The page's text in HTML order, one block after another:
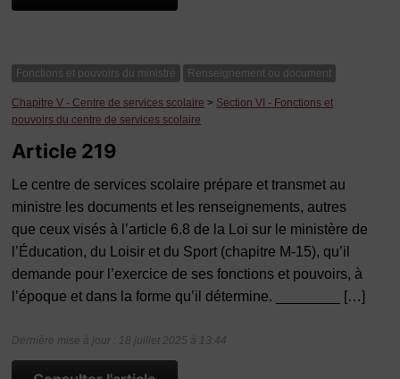
Fonctions et pouvoirs du ministre Renseignement ou document
Chapitre V - Centre de services scolaire > Section VI - Fonctions et
pouvoirs du centre de services scolaire
Article 219
Le centre de services scolaire prépare et transmet au
ministre les documents et les renseignements, autres
que ceux visés à l’article 6.8 de la Loi sur le ministère de
l’Éducation, du Loisir et du Sport (chapitre M-15), qu’il
demande pour l’exercice de ses fonctions et pouvoirs, à
l’époque et dans la forme qu’il détermine. ________ […]
Dernière mise à jour : 18 juillet 2025 à 13:44